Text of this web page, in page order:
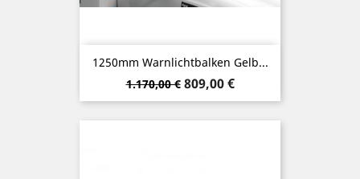
1250mm Warnlichtbalken Gelb...
Verkaufspreis
1.170,00 € Preis
809,00 €